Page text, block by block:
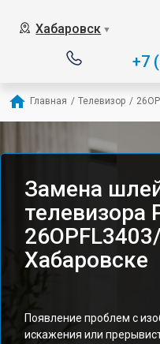
Хабаровск ▼
+7
Главная / Телевизор /
Замена
телевизора
Хабаровске
Появление проблем с
искажения или